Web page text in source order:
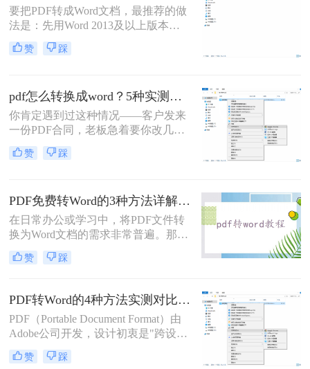
题的核心原则。
要把PDF转成Word文档，最推荐的做
法是：先用Word 2013及以上版本直
接打开PDF（免费、无损）、再用
Google Drive在线转换（免费、云
底。
赞 踩
pdf怎么转换成word？5种实测方法，从免费到专业全攻略！
你肯定遇到过这种情况——客户发来
一份PDF合同，老板急着要你改几个
字；老师上传的PDF课件，你想复制
一段做笔记；或者自己扫描的纸质文
者，“pdf怎么转换成word”绝对是高频
刚需。
赞 踩
PDF免费转Word的3种方法详解：复制粘贴、在线工具与Word内置转换效果对比！
在日常办公或学习中，将PDF文件转
换为Word文档的需求非常普遍。那么
pdf怎么免费转换成word文档呢？本文
将重点介绍三种免费且无需专业技能
赞 踩
PDF转Word的4种方法实测对比（附还原度对比表）！
PDF（Portable Document Format）由
Adobe公司开发，设计初衷是"跨设备
一致性呈现"——无论在什么设备上
打开，排版都完全一样。这个优点也
赞 踩